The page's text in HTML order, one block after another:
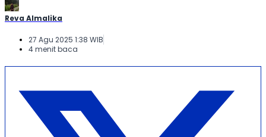
Reva Almalika
27 Agu 2025 1:38 WIB
4 menit baca